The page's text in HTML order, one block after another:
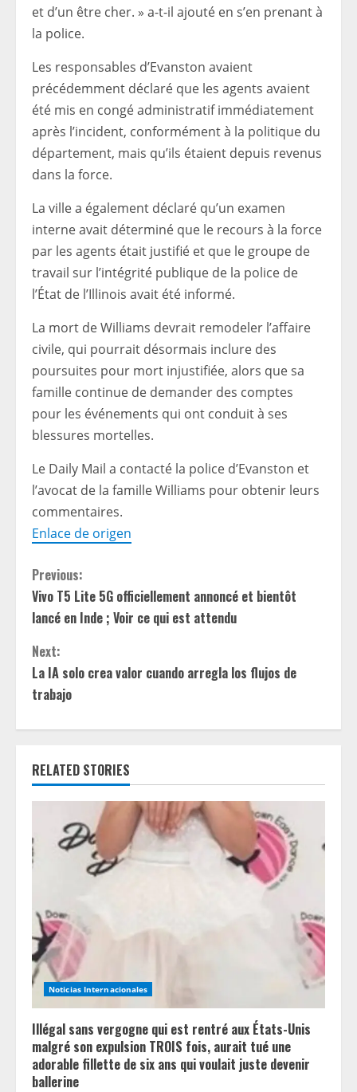
et d’un être cher. » a-t-il ajouté en s’en prenant à
la police.
Les responsables d’Evanston avaient
précédemment déclaré que les agents avaient
été mis en congé administratif immédiatement
après l’incident, conformément à la politique du
département, mais qu’ils étaient depuis revenus
dans la force.
La ville a également déclaré qu’un examen
interne avait déterminé que le recours à la force
par les agents était justifié et que le groupe de
travail sur l’intégrité publique de la police de
l’État de l’Illinois avait été informé.
La mort de Williams devrait remodeler l’affaire
civile, qui pourrait désormais inclure des
poursuites pour mort injustifiée, alors que sa
famille continue de demander des comptes
pour les événements qui ont conduit à ses
blessures mortelles.
Le Daily Mail a contacté la police d’Evanston et
l’avocat de la famille Williams pour obtenir leurs
commentaires.
Enlace de origen
C
o
n
t
u
R
a
d
i
n
g
Previous:
Vivo T5 Lite 5G officiellement annoncé et bientôt
lancé en Inde ; Voir ce qui est attendu
Next:
La IA solo crea valor cuando arregla los flujos de
trabajo
RELATED STORIES
Noticias Internacionales
Illégal sans vergogne qui est rentré aux États-Unis
malgré son expulsion TROIS fois, aurait tué une
adorable fillette de six ans qui voulait juste devenir
ballerine